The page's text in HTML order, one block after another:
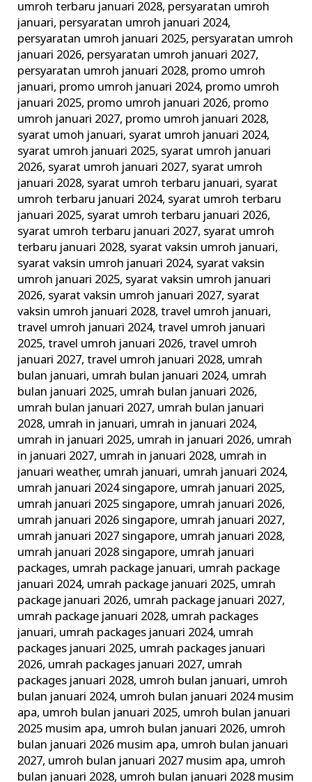
umroh terbaru januari 2028, persyaratan umroh
januari, persyaratan umroh januari 2024,
persyaratan umroh januari 2025, persyaratan umroh
januari 2026, persyaratan umroh januari 2027,
persyaratan umroh januari 2028, promo umroh
januari, promo umroh januari 2024, promo umroh
januari 2025, promo umroh januari 2026, promo
umroh januari 2027, promo umroh januari 2028,
syarat umoh januari, syarat umroh januari 2024,
syarat umroh januari 2025, syarat umroh januari
2026, syarat umroh januari 2027, syarat umroh
januari 2028, syarat umroh terbaru januari, syarat
umroh terbaru januari 2024, syarat umroh terbaru
januari 2025, syarat umroh terbaru januari 2026,
syarat umroh terbaru januari 2027, syarat umroh
terbaru januari 2028, syarat vaksin umroh januari,
syarat vaksin umroh januari 2024, syarat vaksin
umroh januari 2025, syarat vaksin umroh januari
2026, syarat vaksin umroh januari 2027, syarat
vaksin umroh januari 2028,travel umroh januari,
travel umroh januari 2024,travel umroh januari
2025,travel umroh januari 2026,travel umroh
januari 2027,travel umroh januari 2028, umrah
bulan januari, umrah bulan januari 2024, umrah
bulan januari 2025, umrah bulan januari 2026,
umrah bulan januari 2027, umrah bulan januari
2028, umrah in januari, umrah in januari 2024,
umrah in januari 2025, umrah in januari 2026, umrah
in januari 2027, umrah in januari 2028, umrah in
januari weather, umrah januari, umrah januari 2024,
umrah januari 2024 singapore, umrah januari 2025,
umrah januari 2025 singapore, umrah januari 2026,
umrah januari 2026 singapore, umrah januari 2027,
umrah januari 2027 singapore, umrah januari 2028,
umrah januari 2028 singapore, umrah januari
packages, umrah package januari, umrah package
januari 2024, umrah package januari 2025, umrah
package januari 2026, umrah package januari 2027,
umrah package januari 2028, umrah packages
januari, umrah packages januari 2024, umrah
packages januari 2025, umrah packages januari
2026, umrah packages januari 2027, umrah
packages januari 2028, umroh bulan januari, umroh
bulan januari 2024, umroh bulan januari 2024 musim
apa, umroh bulan januari 2025, umroh bulan januari
2025 musim apa, umroh bulan januari 2026, umroh
bulan januari 2026 musim apa, umroh bulan januari
2027, umroh bulan januari 2027 musim apa, umroh
bulan januari 2028, umroh bulan januari 2028 musim